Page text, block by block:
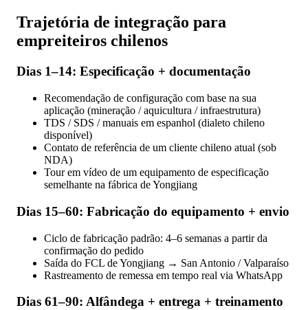
Trajetória de integração para
empreiteiros chilenos
Dias 1–14: Especificação + documentação
Recomendação de configuração com base na sua
aplicação (mineração / aquicultura / infraestrutura)
TDS / SDS / manuais em espanhol (dialeto chileno
disponível)
Contato de referência de um cliente chileno atual (sob
NDA)
Tour em vídeo de um equipamento de especificação
semelhante na fábrica de Yongjiang
Dias 15–60: Fabricação do equipamento + envio
Ciclo de fabricação padrão: 4–6 semanas a partir da
confirmação do pedido
Saída do FCL de Yongjiang → San Antonio / Valparaíso
Rastreamento de remessa em tempo real via WhatsApp
Dias 61–90: Alfândega + entrega + treinamento